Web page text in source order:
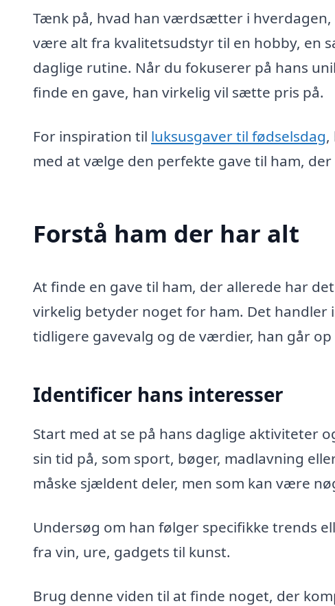
Tænk på, hvad han værdsætter i
være alt fra kvalitetsudstyr til en hobby, en
daglige rutine. Når du fokuserer på hans
finde en gave, han virkelig vil sætte pris på.
For inspiration til luksusgaver til fødselsdag,
med at vælge den perfekte gave til ham, der
Forstå ham der har alt
At finde en gave til ham, der allerede har
virkelig betyder noget for ham. Det handler
tidligere gavevalg og de værdier, han går op
Identificer hans interesser
Start med at se på hans daglige aktiviteter
sin tid på, som sport, bøger, madlavning
måske sjældent deler, men som kan være
Undersøg om han følger specifikke trends
fra vin, ure, gadgets til kunst.
Brug denne viden til at finde noget, der